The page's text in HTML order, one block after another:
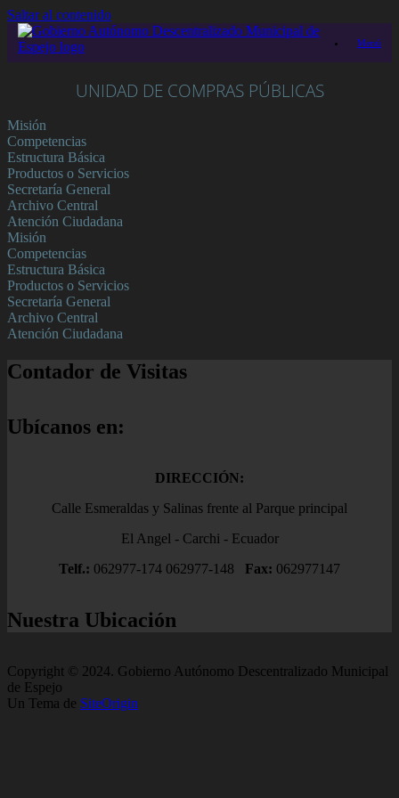
Saltar al contenido
Menú
UNIDAD DE COMPRAS PÚBLICAS
Misión
Competencias
Estructura Básica
Productos o Servicios
Secretaría General
Archivo Central
Atención Ciudadana
Misión
Competencias
Estructura Básica
Productos o Servicios
Secretaría General
Archivo Central
Atención Ciudadana
Contador de Visitas
Ubícanos en:
DIRECCIÓN:
Calle Esmeraldas y Salinas frente al Parque principal
El Angel - Carchi - Ecuador
Telf.: 062977-174 062977-148 Fax: 062977147
Nuestra Ubicación
Copyright © 2024. Gobierno Autónomo Descentralizado Municipal
de Espejo
Un Tema de SiteOrigin